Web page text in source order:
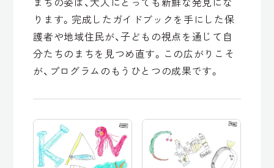
ります。完成したガイドブックを手にした保
護者や地域住民が、子どもの視点を通じて自
分たちのまちを見つめ直す。この広がりこそ
が、プログラムのもうひとつの成果です。